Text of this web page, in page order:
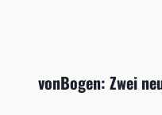
vonBogen: Zwei